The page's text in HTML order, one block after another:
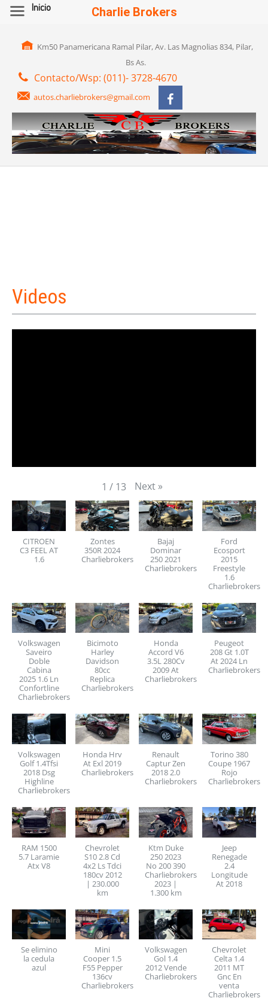
Km50 Panamericana Ramal Pilar, Av. Las Magnolias 834, Pilar,
Bs As.
Contacto/Wsp: (011)- 3728-4670
autos.charliebrokers@gmail.com
Videos
1 / 13 Next »
CITROEN
C3 FEEL AT
1.6
Zontes
350R 2024
Charliebrokers.com
Bajaj
Dominar
250 2021
Charliebrokers.com
Ford
Ecosport
2015
Freestyle
1.6
Volkswagen
Saveiro
Doble
Cabina
2025 1.6 Ln
Confortline
Charliebrokers.com
Bicimoto
Harley
Davidson
80cc
Replica
Charliebrokers.com
Honda
Accord V6
3.5L 280Cv
2009 At
Charliebrokers.com
Peugeot
208 Gt 1.0T
At 2024 Ln
Volkswagen
Golf 1.4Tfsi
2018 Dsg
Highline
Charliebrokers.com
Honda Hrv
At Exl 2019
Charliebrokers
Renault
Captur Zen
2018 2.0
Charliebrokers.com
Torino 380
Coupe 1967
Rojo
Charliebrokers
RAM 1500
5.7 Laramie
Atx V8
Chevrolet
S10 2.8 Cd
4x2 Ls Tdci
180cv 2012
| 230.000
km
Ktm Duke
250 2023
No 200 390
Charliebrokers
2023 |
1.300 km
Jeep
Renegade
2.4
Longitude
At 2018
Se elimino
la cedula
azul
Mini
Cooper 1.5
F55 Pepper
136cv
Charliebrokers
Volkswagen
Gol 1.4
2012 Vende
Charliebrokers
Chevrolet
Celta 1.4
2011 MT
Gnc En
venta
Charliebrokers
Inicio Charlie Brokers